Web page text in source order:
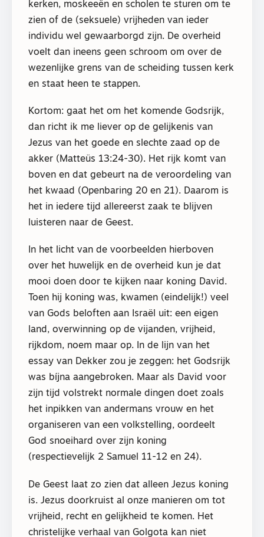
kerken, moskeeën en scholen te sturen om te
zien of de (seksuele) vrijheden van ieder
individu wel gewaarborgd zijn. De overheid
voelt dan ineens geen schroom om over de
wezenlijke grens van de scheiding tussen kerk
en staat heen te stappen.
Kortom: gaat het om het komende Godsrijk,
dan richt ik me liever op de gelijkenis van
Jezus van het goede en slechte zaad op de
akker (Matteüs 13:24-30). Het rijk komt van
boven en dat gebeurt na de veroordeling van
het kwaad (Openbaring 20 en 21). Daarom is
het in iedere tijd allereerst zaak te blijven
luisteren naar de Geest.
In het licht van de voorbeelden hierboven
over het huwelijk en de overheid kun je dat
mooi doen door te kijken naar koning David.
Toen hij koning was, kwamen (eindelijk!) veel
van Gods beloften aan Israël uit: een eigen
land, overwinning op de vijanden, vrijheid,
rijkdom, noem maar op. In de lijn van het
essay van Dekker zou je zeggen: het Godsrijk
was bíjna aangebroken. Maar als David voor
zijn tijd volstrekt normale dingen doet zoals
het inpikken van andermans vrouw en het
organiseren van een volkstelling, oordeelt
God snoeihard over zijn koning
(respectievelijk 2 Samuel 11-12 en 24).
De Geest laat zo zien dat alleen Jezus koning
is. Jezus doorkruist al onze manieren om tot
vrijheid, recht en gelijkheid te komen. Het
christelijke verhaal van Golgota kan niet